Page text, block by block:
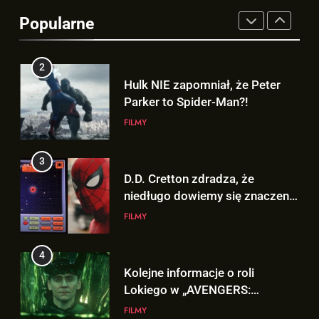
Popularne
Parker to Spider-Man?!
FILMY
3
D.D. Cretton zdradza, że
niedługo dowiemy się znaczenia
4
Kolejne informacje o roli
Lokiego w „AVENGERS:
5
Trailer „AVENGERS: ENDGAME
ENCORE” nadchodzi!